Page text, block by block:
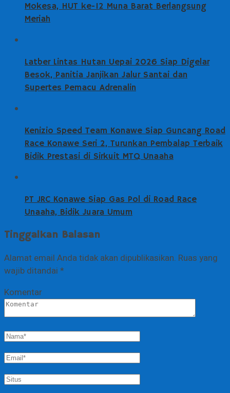
Mokesa, HUT ke-12 Muna Barat Berlangsung
Meriah
Latber Lintas Hutan Uepai 2026 Siap Digelar
Besok, Panitia Janjikan Jalur Santai dan
Supertes Pemacu Adrenalin
Kenizio Speed Team Konawe Siap Guncang Road
Race Konawe Seri 2, Turunkan Pembalap Terbaik
Bidik Prestasi di Sirkuit MTQ Unaaha
PT JRC Konawe Siap Gas Pol di Road Race
Unaaha, Bidik Juara Umum
Tinggalkan Balasan
Alamat email Anda tidak akan dipublikasikan. Ruas yang
wajib ditandai *
Komentar